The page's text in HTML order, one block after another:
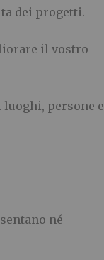
dei progetti.
il vostro
persone e
né